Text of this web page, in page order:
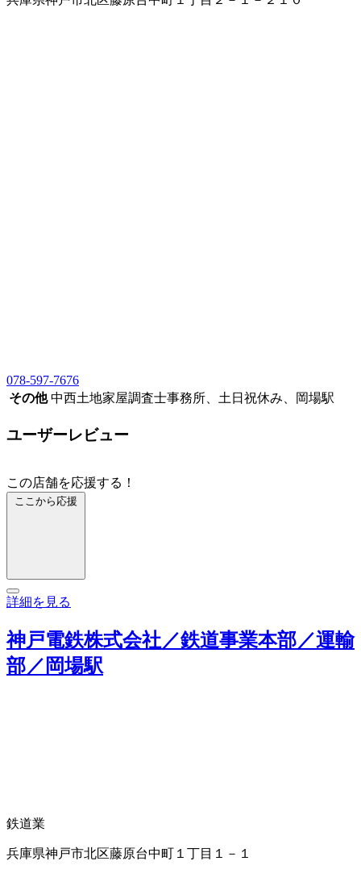
078-597-7676
その他 中西土地家屋調査士事務所、土日祝休み、岡場駅
ユーザーレビュー
この店舗を応援する！
ここから応援
詳細を見る
神戸電鉄株式会社／鉄道事業本部／運輸
部／岡場駅
鉄道業
兵庫県神戸市北区藤原台中町１丁目１－１